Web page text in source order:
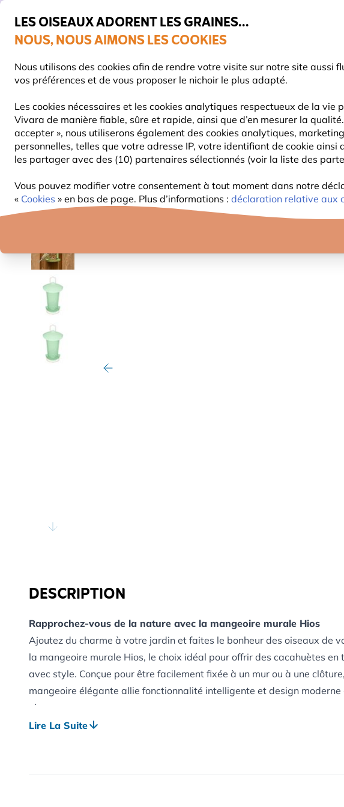
LES OISEAUX ADORENT LES GRAINES...
NOUS, NOUS AIMONS LES COOKIES
Nous utilisons des cookies afin de rendre votre visite sur notre site aussi
vos préférences et de vous proposer le nichoir le plus adapté.
Les cookies nécessaires et les cookies analytiques respectueux de la
Vivara de manière fiable, sûre et rapide, ainsi que d’en mesurer la
accepter », nous utiliserons également des cookies analytiques,
personnelles, telles que votre adresse IP, votre identifiant de cookie
les partager avec des (10) partenaires sélectionnés (voir la liste des
Vous pouvez modifier votre consentement à tout moment dans notre
« Cookies » en bas de page. Plus d’informations : déclaration relative aux
Très bien noté dans 11 pays
Livraison express gratuite dès 59 €
Chercher
NOURRITURE MANGEOIRES NICHOIRS FAUNE
Mangeoires Pour Oiseaux Mangeoires pour cacahuètes
50% DE RÉDUCTION
DESCRIPTION
Rapprochez-vous de la nature avec la mangeoire murale Hios
Ajoutez du charme à votre jardin et faites le bonheur des oiseaux de
la mangeoire murale Hios, le choix idéal pour offrir des cacahuètes en
avec style. Conçue pour être facilement fixée à un mur ou à une
mangeoire élégante allie fonctionnalité intelligente et design
oiseaux.
Le filet hygiénique permet aux oiseaux de voir les noix à l'intérieur tout
pendant qu'ils se nourrissent, sans perdre de vue leur environnement,
Lire La Suite